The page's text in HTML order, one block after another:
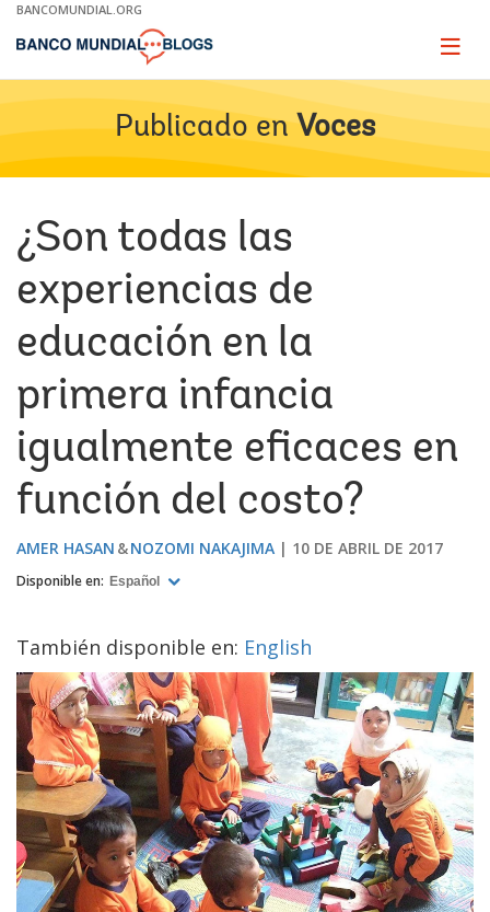
Skip
Main
BANCOMUNDIAL.ORG
Page
Publicado en Voces
¿Son todas las
experiencias de
educación en la
primera infancia
igualmente eficaces en
función del costo?
AMER HASAN NOZOMI NAKAJIMA 10 DE ABRIL DE 2017
Disponible en: Español
También disponible en: English